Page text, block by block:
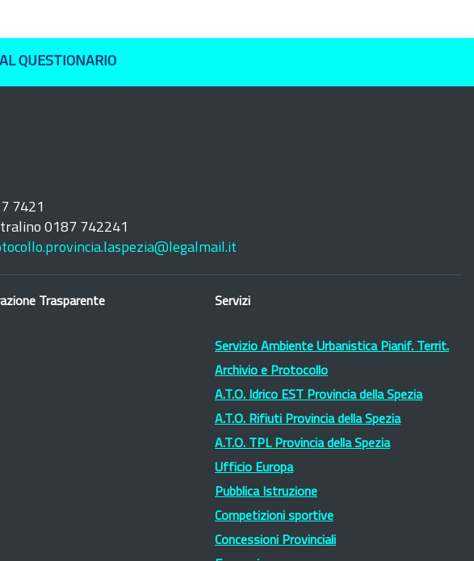
QUESTIONARIO
7421
0187 742241
Trasparente Servizi
Servizio Ambiente Urbanistica Pianif. Territ.
Archivio e Protocollo
A.T.O. Idrico EST Provincia della Spezia
A.T.O. Rifiuti Provincia della Spezia
A.T.O. TPL Provincia della Spezia
Ufficio Europa
Pubblica Istruzione
Competizioni sportive
Concessioni Provinciali